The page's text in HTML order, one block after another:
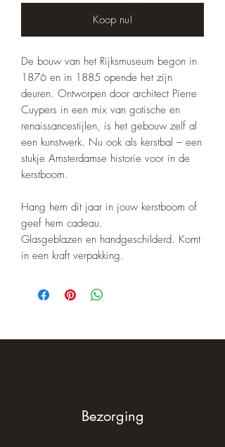
Koop nu!
De bouw van het Rijksmuseum begon in
1876 en in 1885 opende het zijn
deuren. Ontworpen door architect Pierre
Cuypers in een mix van gotische en
renaissancestijlen, is het gebouw zelf al
een kunstwerk. Nu ook als kerstbal – een
stukje Amsterdamse historie voor in de
kerstboom.
Hang hem dit jaar in jouw kerstboom of
geef hem cadeau.
Glasgeblazen en handgeschilderd. Komt
in een kraft verpakking.
Bezorging